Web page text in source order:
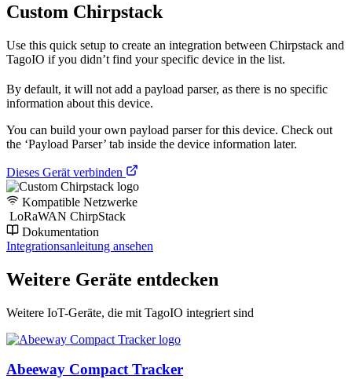
Custom Chirpstack
Use this quick setup to create an integration between Chirpstack and
TagoIO if you didn’t find your specific device in the list.
By default, it will not add a payload parser, as there is no specific
information about this device.
You can build your own payload parser for this device. Check out
the ‘Payload Parser’ tab inside the device information later.
Dieses Gerät verbinden
Kompatible Netzwerke
LoRaWAN ChirpStack
Dokumentation
Integrationsanleitung ansehen
Weitere Geräte entdecken
Weitere IoT-Geräte, die mit TagoIO integriert sind
Abeeway Compact Tracker